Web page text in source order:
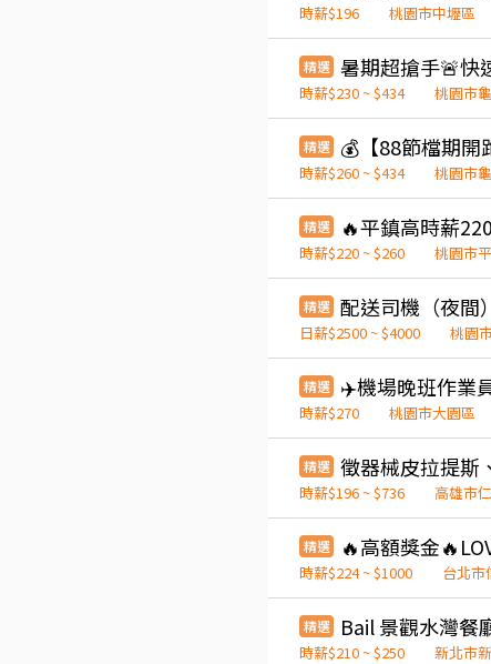
時薪$196 桃園市中壢區
精選
時薪$230 ~ $434 桃園市
精選
時薪$260 ~ $434 桃園市
精選
時薪$220 ~ $260 桃園市
精選 配送司機（夜間）
日薪$2500 ~ $4000 桃園
精選
時薪$270 桃園市大園區
精選
時薪$196 ~ $736 高雄市
精選
時薪$224 ~ $1000 台北市
精選 Bail 景觀水灣餐
時薪$210 ~ $250 新北市